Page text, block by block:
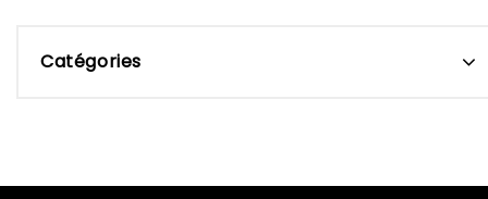
Catégories